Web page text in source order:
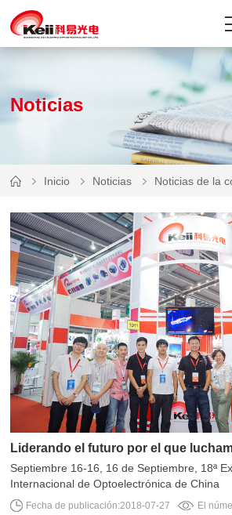
Noticias
Inicio Noticias Noticias de la
Liderando el futuro por el que
Internacional de Optoelectrónica de China
Fecha de publicación:2018-07-27 El